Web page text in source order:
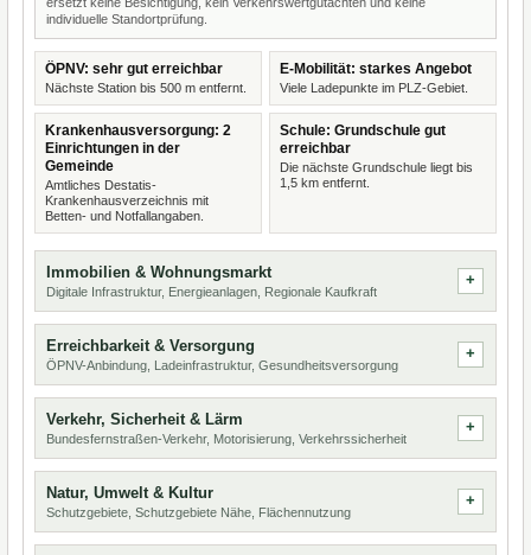
individuelle Standortprüfung.
ÖPNV: sehr gut erreichbar
Nächste Station bis 500 m entfernt.
E-Mobilität: starkes Angebot
Viele Ladepunkte im PLZ-Gebiet.
Krankenhausversorgung: 2
Einrichtungen in der
Gemeinde
Amtliches Destatis-
Krankenhausverzeichnis mit
Betten- und Notfallangaben.
Schule: Grundschule gut
erreichbar
Die nächste Grundschule liegt bis
1,5 km entfernt.
Immobilien & Wohnungsmarkt
Digitale Infrastruktur, Energieanlagen, Regionale Kaufkraft
Erreichbarkeit & Versorgung
ÖPNV-Anbindung, Ladeinfrastruktur, Gesundheitsversorgung
Verkehr, Sicherheit & Lärm
Bundesfernstraßen-Verkehr, Motorisierung, Verkehrssicherheit
Natur, Umwelt & Kultur
Schutzgebiete, Schutzgebiete Nähe, Flächennutzung